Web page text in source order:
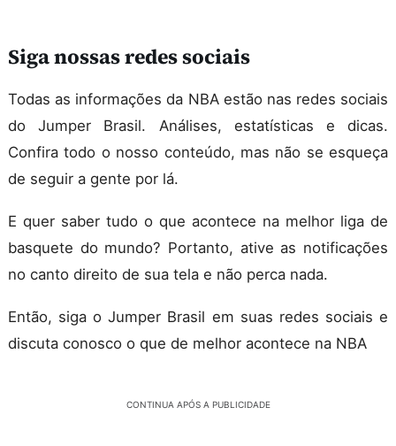
Siga nossas redes sociais
Todas as informações da NBA estão nas redes sociais
do Jumper Brasil. Análises, estatísticas e dicas.
Confira todo o nosso conteúdo, mas não se esqueça
de seguir a gente por lá.
E quer saber tudo o que acontece na melhor liga de
basquete do mundo? Portanto, ative as notificações
no canto direito de sua tela e não perca nada.
Então, siga o Jumper Brasil em suas redes sociais e
discuta conosco o que de melhor acontece na NBA
CONTINUA APÓS A PUBLICIDADE